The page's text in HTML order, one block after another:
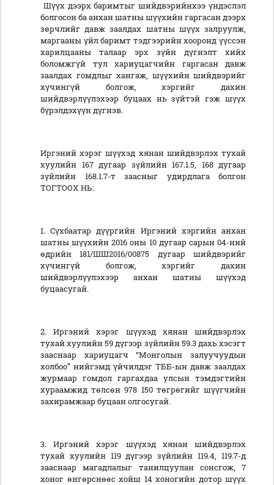
Шүүх дээрх баримтыг шийдвэрийнхээ үндэслэл
болгосон ба анхан шатны шүүхийн гаргасан дээрх
зөрчлийг давж заалдах шатны шүүх залруулж,
маргааны үйл баримт тэдгээрийн хооронд үүссэн
харилцааны талаар эрх зүйн дүгнэлт хийх
боломжгүй тул хариуцагчийн гаргасан давж
заалдах гомдлыг хангаж, шүүхийн шийдвэрийг
хүчингүй болгож, хэргийг дахин
шийдвэрлүүлэхээр буцаах нь зүйтэй гэж шүүх
бүрэлдэхүүн дүгнэв.
Иргэний хэрэг шүүхэд хянан шийдвэрлэх тухай
хуулийн 167 дугаар зүйлийн 167.1.5, 168 дугаар
зүйлийн 168.1.7-т заасныг удирдлага болгон
ТОГТООХ НЬ:
1. Сүхбаатар дүүргийн Иргэний хэргийн анхан
шатны шүүхийн 2016 оны 10 дугаар сарын 04-ний
өдрийн 181/ШШ2016/00875 дугаар шийдвэрийг
хүчингүй болгож, хэргийг дахин
шийдвэрлүүлэхээр анхан шатны шүүхэд
буцаасугай.
2. Иргэний хэрэг шүүхэд хянан шийдвэрлэх
тухай хуулийн 59 дүгээр зүйлийн 59.3 дахь хэсэгт
зааснаар хариуцагч “Монголын залуучуудын
холбоо” нийгэмд үйчилдэг ТББ-ын давж заалдах
журмаар гомдол гаргахдаа улсын тэмдэгтийн
хураамжид төлсөн 978 150 төгрөгийг шүүгчийн
захирамжаар буцаан олгосугай.
3. Иргэний хэрэг шүүхэд хянан шийдвэрлэх
тухай хуулийн 119 дүгээр зүйлийн 119.4, 119.7-д
зааснаар магадлалыг танилцуулан сонсгож, 7
хоног өнгөрснөөс хойш 14 хоногийн дотор шүүх